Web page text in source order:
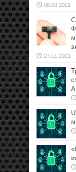
08.09.2021
27.11.2021